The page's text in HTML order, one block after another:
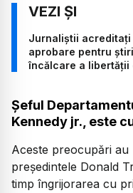
Jurnaliștii acreditați
aprobare pentru
încălcare a libertății
Șeful
Kennedy jr., este
Aceste preocupări
președintele Donald
timp îngrijorarea cu